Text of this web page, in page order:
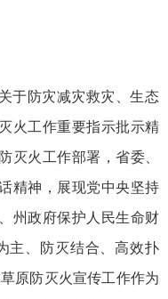
于防灾减灾救灾、生态
火工作重要指示批示精
灭火工作部署，省委、
精神，展现党中央坚持
州政府保护人民生命财
主、防灭结合、高效扑
原防灭火宣传工作作为